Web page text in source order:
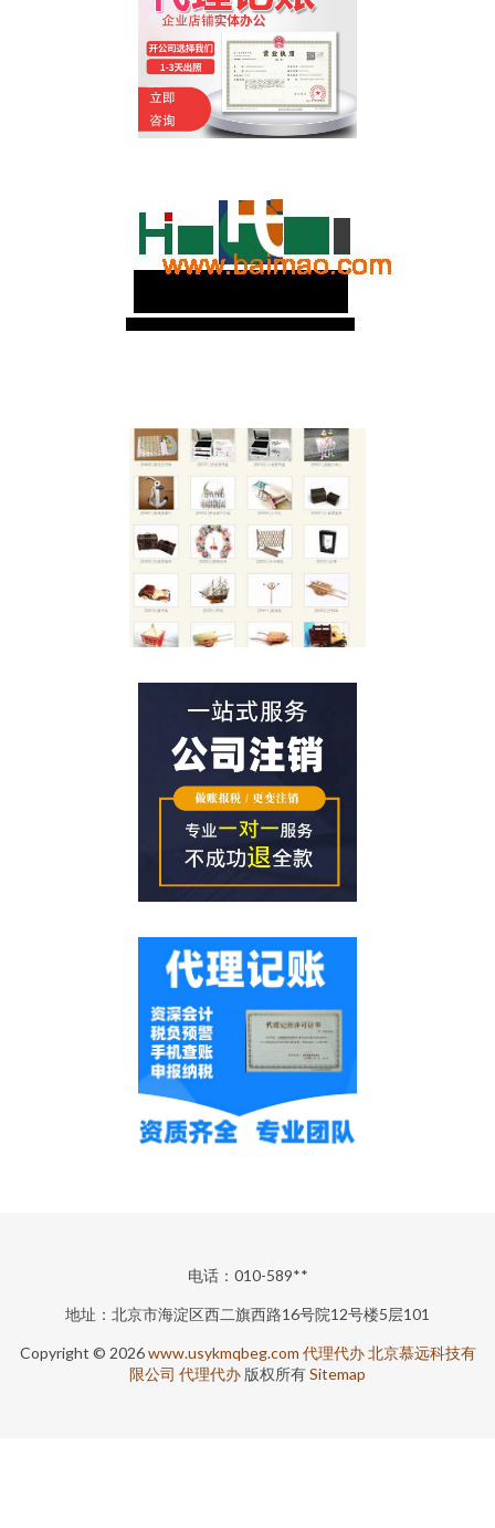
电话：010-589**
地址：北京市海淀区西二旗西路16号院12号楼5层101
Copyright © 2026www.usykmqbeg.com 代理代办 北京慕远科技有
限公司 代理代办 版权所有Sitemap